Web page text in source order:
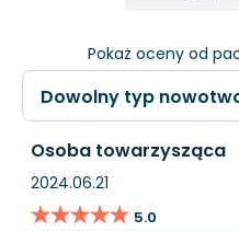
Pokaż oceny od
Osoba towarzysząca
2024.06.21
★★★★★
★★★★★ 5.0